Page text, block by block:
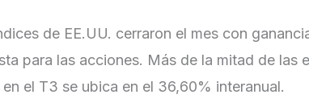
de EE.UU. cerraron el mes con
para las acciones. Más de la mitad de las
el T3 se ubica en el 36,60% interanual.